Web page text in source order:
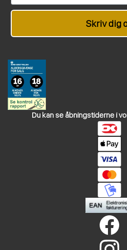
Skriv dig
Du kan se åbningstiderne i